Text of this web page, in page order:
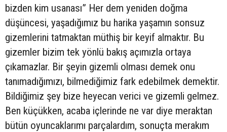
bizden kim usanası” Her dem yeniden doğma
düşüncesi, yaşadığımız bu harika yaşamın sonsuz
gizemlerini tatmaktan müthiş bir keyif almaktır. Bu
gizemler bizim tek yönlü bakış açımızla ortaya
çıkamazlar. Bir şeyin gizemli olması demek onu
tanımadığımızı, bilmediğimiz fark edebilmek demektir.
Bildiğimiz şey bize heyecan verici ve gizemli gelmez.
Ben küçükken, acaba içlerinde ne var diye meraktan
bütün oyuncaklarımı parçalardım, sonuçta merakım